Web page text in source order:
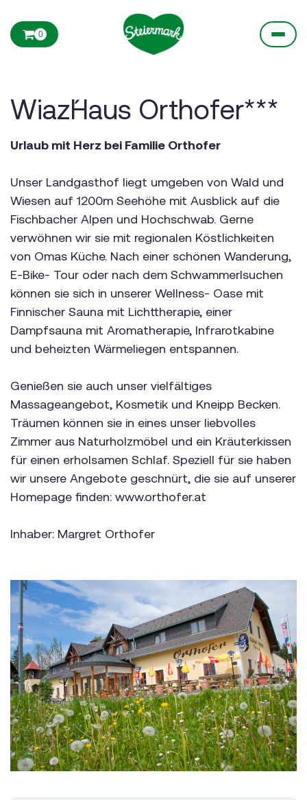
0
Wiaz´Haus Orthofer***
Urlaub mit Herz bei Familie Orthofer
Unser Landgasthof liegt umgeben von Wald und
Wiesen auf 1200m Seehöhe mit Ausblick auf die
Fischbacher Alpen und Hochschwab. Gerne
verwöhnen wir sie mit regionalen Köstlichkeiten
von Omas Küche. Nach einer schönen Wanderung,
E-Bike- Tour oder nach dem Schwammerlsuchen
können sie sich in unserer Wellness- Oase mit
Finnischer Sauna mit Lichttherapie, einer
Dampfsauna mit Aromatherapie, Infrarotkabine
und beheizten Wärmeliegen entspannen.
Genießen sie auch unser vielfältiges
Massageangebot, Kosmetik und Kneipp Becken.
Träumen können sie in eines unser liebvolles
Zimmer aus Naturholzmöbel und ein Kräuterkissen
für einen erholsamen Schlaf. Speziell für sie haben
wir unsere Angebote geschnürt, die sie auf unserer
Homepage finden: www.orthofer.at
Inhaber: Margret Orthofer